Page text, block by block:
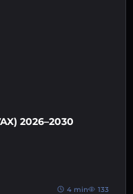
2026–2030
4 min 133